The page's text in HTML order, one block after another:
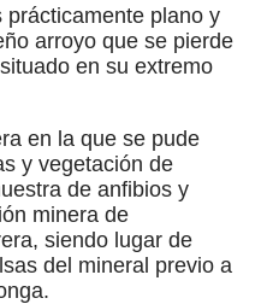
prácticamente plano y
arroyo que se pierde
en su extremo
en la que se pude
y vegetación de
de anfibios y
minera de
siendo lugar de
del mineral previo a